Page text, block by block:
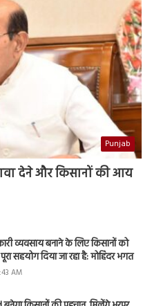
Punjab
देने और किसानों की आय
व्यवसाय बनाने के लिए किसानों को
सहयोग दिया जा रहा है: मोहिंदर भगत
AM